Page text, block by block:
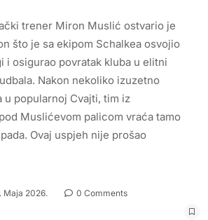
trener Miron Muslić ostvario je
što je sa ekipom Schalkea osvojio
i osigurao povratak kluba u elitni
Nakon nekoliko izuzetno
popularnoj Cvajti, tim iz
Muslićevom palicom vraća tamo
Ovaj uspjeh nije prošao
Maja 2026.
0 Comments